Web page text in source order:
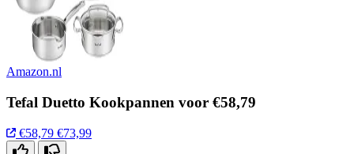
Amazon.nl
Tefal Duetto Kookpannen voor €58,79
€58,79 €73,99